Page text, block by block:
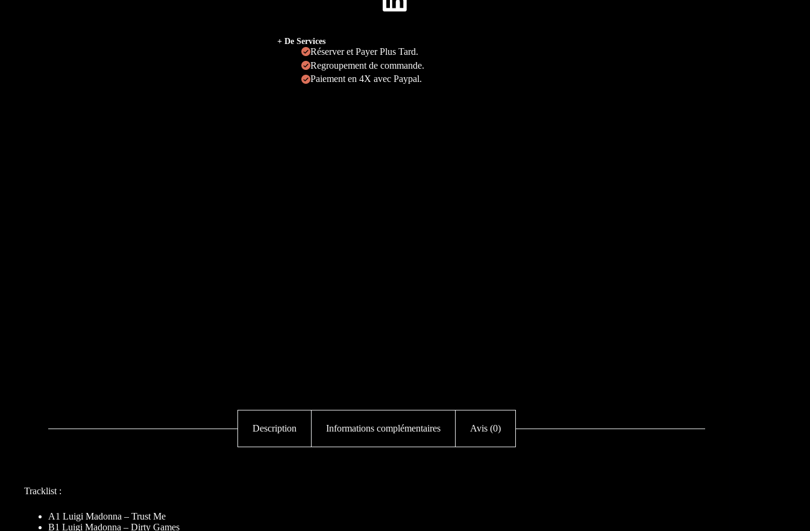
+ De Services
Réserver et Payer Plus Tard.
Regroupement de commande.
Paiement en 4X avec Paypal.
Description Informations complémentaires Avis (0)
Tracklist :
A1 Luigi Madonna – Trust Me
B1 Luigi Madonna – Dirty Games